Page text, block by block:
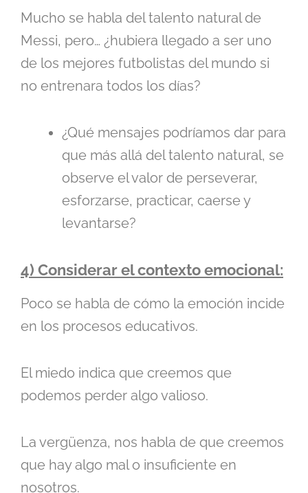
Mucho se habla del talento natural de
Messi, pero… ¿hubiera llegado a ser uno
de los mejores futbolistas del mundo si
no entrenara todos los días?
¿Qué mensajes podríamos dar para
que más allá del talento natural, se
observe el valor de perseverar,
esforzarse, practicar, caerse y
levantarse?
4) Considerar el contexto emocional:
Poco se habla de cómo la emoción incide
en los procesos educativos.
El miedo indica que creemos que
podemos perder algo valioso.
La vergüenza, nos habla de que creemos
que hay algo mal o insuficiente en
nosotros.